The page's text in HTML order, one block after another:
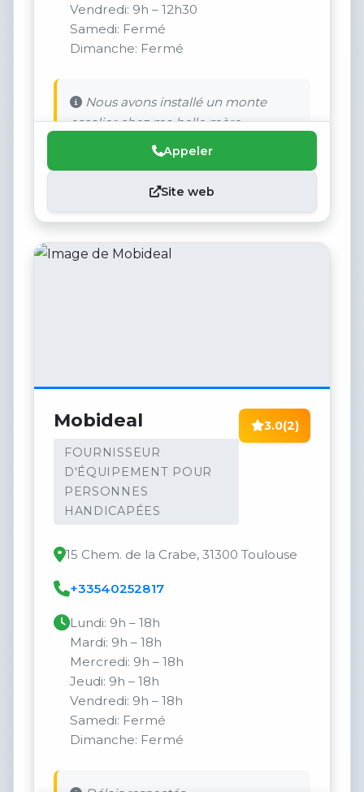
Vendredi: 9h – 12h30
Samedi: Fermé
Dimanche: Fermé
Nous avons installé un monte
escalier chez ma belle mère.
Appeler
Site web
Mobideal
FOURNISSEUR
D'ÉQUIPEMENT POUR
PERSONNES
HANDICAPÉES
3.0(2)
15 Chem. de la Crabe, 31300 Toulouse
+33540252817
Lundi: 9h – 18h
Mardi: 9h – 18h
Mercredi: 9h – 18h
Jeudi: 9h – 18h
Vendredi: 9h – 18h
Samedi: Fermé
Dimanche: Fermé